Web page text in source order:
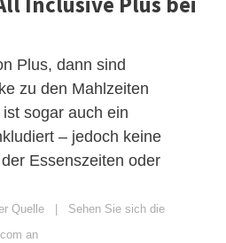
Plus, dann sind
zu den Mahlzeiten
sogar auch ein
– jedoch keine
Essenszeiten oder
Quelle | Sehen Sie sich die
an